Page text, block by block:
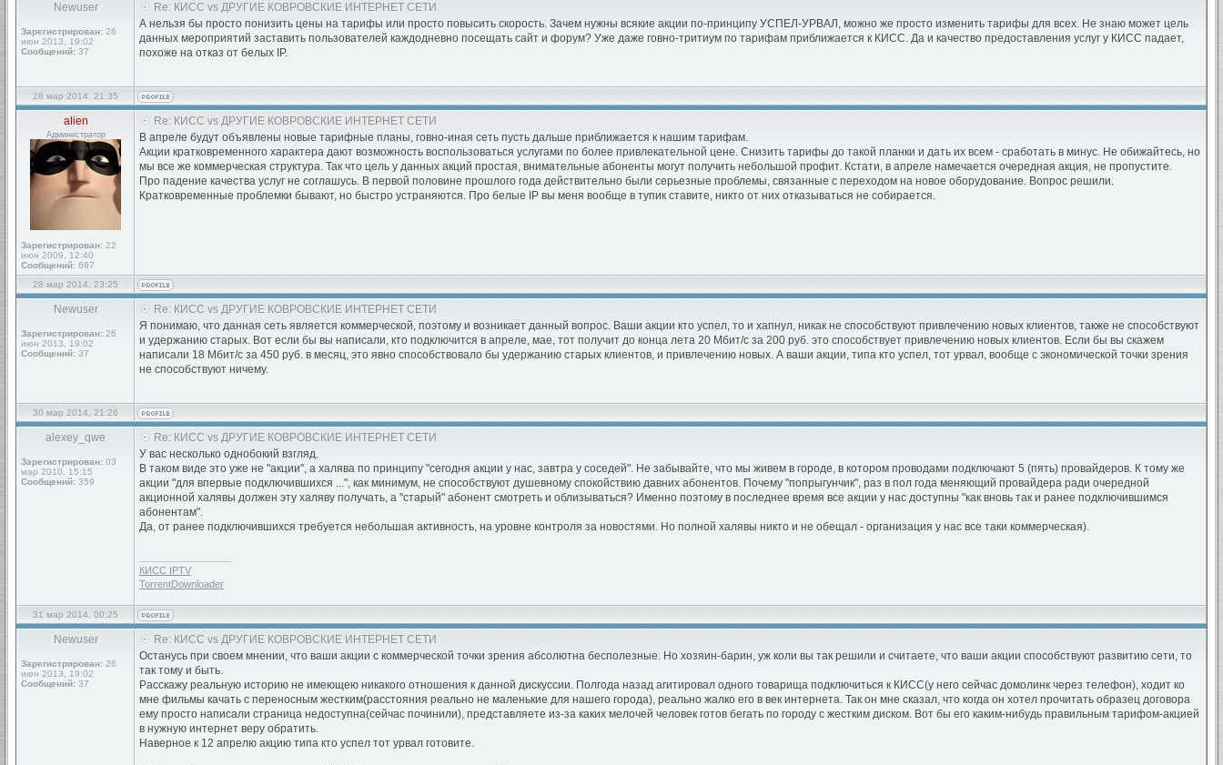
Newuser
Зарегистрирован: 26
июн 2013, 19:02
Сообщений: 37
Re: КИСС vs ДРУГИЕ КОВРОВСКИЕ ИНТЕРНЕТ СЕТИ
А нельзя бы просто понизить цены на тарифы или просто повысить скорость. Зачем нужны всякие акции по-принципу УСПЕЛ-УРВАЛ, можно же просто изменить тарифы для всех. Не знаю может цель
данных мероприятий заставить пользователей каждодневно посещать сайт и форум? Уже даже говно-тритиум по тарифам приближается к КИСС. Да и качество предоставления услуг у КИСС падает,
похоже на отказ от белых IP.
28 мар 2014, 21:35
alien
Администратор
Зарегистрирован: 22
июн 2009, 12:40
Сообщений: 697
Re: КИСС vs ДРУГИЕ КОВРОВСКИЕ ИНТЕРНЕТ СЕТИ
В апреле будут объявлены новые тарифные планы, говно-иная сеть пусть дальше приближается к нашим тарифам.
Акции кратковременного характера дают возможность воспользоваться услугами по более привлекательной цене. Снизить тарифы до такой планки и дать их всем - сработать в минус. Не обижайтесь, но
мы все же коммерческая структура. Так что цель у данных акций простая, внимательные абоненты могут получить небольшой профит. Кстати, в апреле намечается очередная акция, не пропустите.
Про падение качества услуг не соглашусь. В первой половине прошлого года действительно были серьезные проблемы, связанные с переходом на новое оборудование. Вопрос решили.
Кратковременные проблемки бывают, но быстро устраняются. Про белые IP вы меня вообще в тупик ставите, никто от них отказываться не собирается.
28 мар 2014, 23:25
Newuser
Зарегистрирован: 26
июн 2013, 19:02
Сообщений: 37
Re: КИСС vs ДРУГИЕ КОВРОВСКИЕ ИНТЕРНЕТ СЕТИ
Я понимаю, что данная сеть является коммерческой, поэтому и возникает данный вопрос. Ваши акции кто успел, то и хапнул, никак не способствуют привлечению новых клиентов, также не способствуют
и удержанию старых. Вот если бы вы написали, кто подключится в апреле, мае, тот получит до конца лета 20 Мбит/с за 200 руб. это способствует привлечению новых клиентов. Если бы вы скажем
написали 18 Мбит/с за 450 руб. в месяц, это явно способствовало бы удержанию старых клиентов, и привлечению новых. А ваши акции, типа кто успел, тот урвал, вообще с экономической точки зрения
не способствуют ничему.
30 мар 2014, 21:26
alexey_qwe
Зарегистрирован: 03
мар 2010, 15:15
Сообщений: 359
Re: КИСС vs ДРУГИЕ КОВРОВСКИЕ ИНТЕРНЕТ СЕТИ
У вас несколько однобокий взгляд.
В таком виде это уже не "акции", а халява по принципу "сегодня акции у нас, завтра у соседей". Не забывайте, что мы живем в городе, в котором проводами подключают 5 (пять) провайдеров. К тому же
акции "для впервые подключившихся ...", как минимум, не способствуют душевному спокойствию давних абонентов. Почему "попрыгунчик", раз в пол года меняющий провайдера ради очередной
акционной халявы должен эту халяву получать, а "старый" абонент смотреть и облизываться? Именно поэтому в последнее время все акции у нас доступны "как вновь так и ранее подключившимся
абонентам".
Да, от ранее подключившихся требуется небольшая активность, на уровне контроля за новостями. Но полной халявы никто и не обещал - организация у нас все таки коммерческая).
КИСС IPTV
TorrentDownloader
31 мар 2014, 00:25
Newuser
Зарегистрирован: 26
июн 2013, 19:02
Сообщений: 37
Re: КИСС vs ДРУГИЕ КОВРОВСКИЕ ИНТЕРНЕТ СЕТИ
Останусь при своем мнении, что ваши акции с коммерческой точки зрения абсолютна бесполезные. Но хозяин-барин, уж коли вы так решили и считаете, что ваши акции способствуют развитию сети, то
так тому и быть.
Расскажу реальную историю не имеющею никакого отношения к данной дискуссии. Полгода назад агитировал одного товарища подключиться к КИСС(у него сейчас домолинк через телефон), ходит ко
мне фильмы качать с переносным жестким(расстояния реально не маленькие для нашего города), реально жалко его в век интернета. Так он мне сказал, что когда он хотел прочитать образец договора
ему просто написали страница недоступна(сейчас починили), представляете из-за каких мелочей человек готов бегать по городу с жестким диском. Вот бы его каким-нибудь правильным тарифом-акцией
в нужную интернет веру обратить.
Наверное к 12 апрелю акцию типа кто успел тот урвал готовите.